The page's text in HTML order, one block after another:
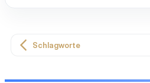
Schlagworte